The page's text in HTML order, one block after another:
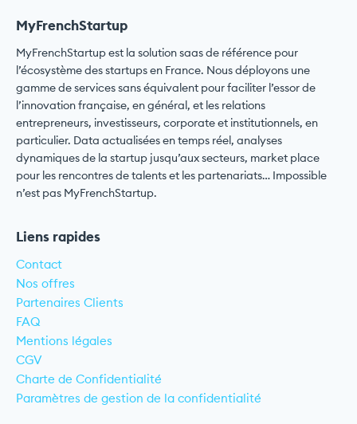
MyFrenchStartup
MyFrenchStartup est la solution saas de référence pour
l’écosystème des startups en France. Nous déployons une
gamme de services sans équivalent pour faciliter l’essor de
l’innovation française, en général, et les relations
entrepreneurs, investisseurs, corporate et institutionnels, en
particulier. Data actualisées en temps réel, analyses
dynamiques de la startup jusqu’aux secteurs, market place
pour les rencontres de talents et les partenariats… Impossible
n’est pas MyFrenchStartup.
Liens rapides
Contact
Nos offres
Partenaires Clients
FAQ
Mentions légales
CGV
Charte de Confidentialité
Paramètres de gestion de la confidentialité